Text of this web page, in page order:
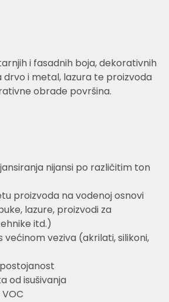
i fasadnih boja, dekorativnih
drvo i metal, lazura te proizvoda
obrade površina.
nijansi po različitim ton
proizvoda na vodenoj osnovi
lazure, proizvodi za
itd.)
većinom veziva (akrilati, silikoni,
od isušivanja